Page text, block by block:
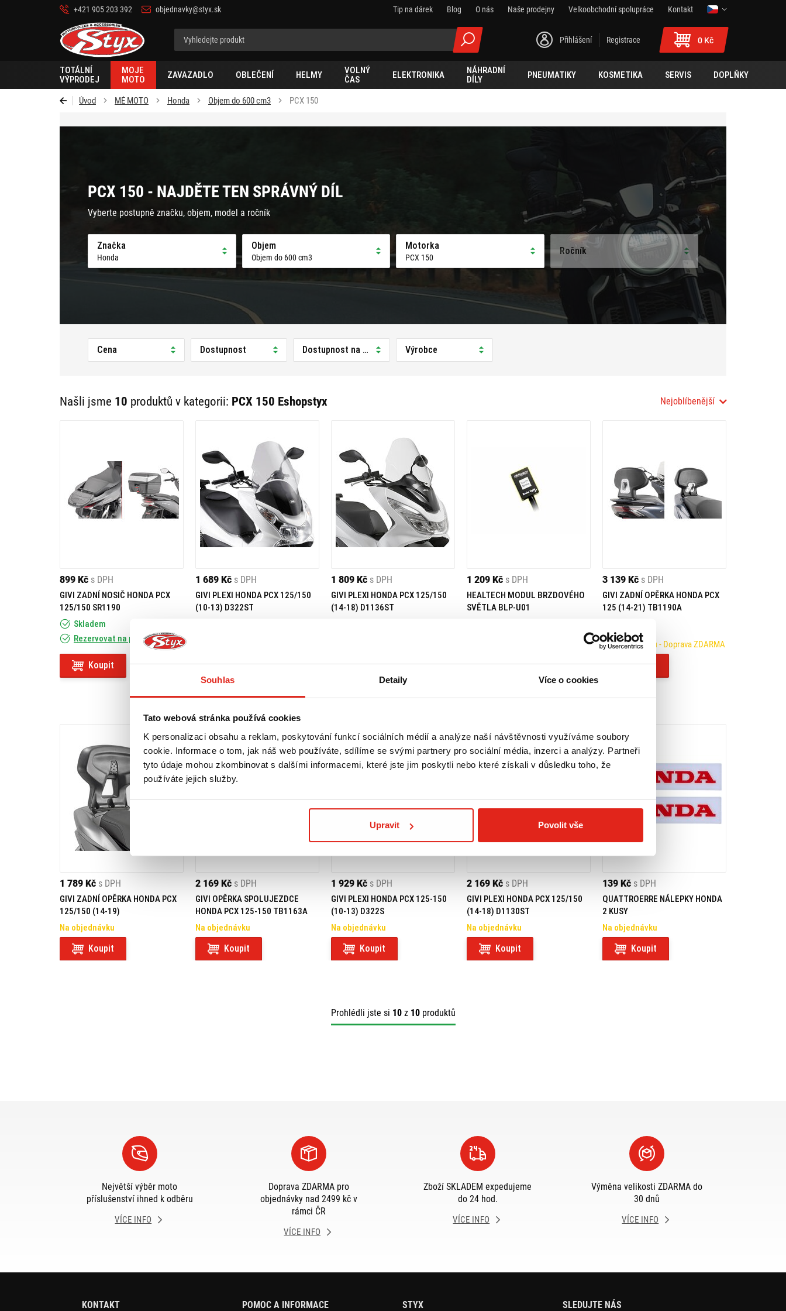
Souhlas Detaily Více o cookies
Tato webová stránka používá cookies
K personalizaci obsahu a reklam, poskytování funkcí sociálních médií a analýze naší návštěvnosti využíváme soubory
cookie. Informace o tom, jak náš web používáte, sdílíme se svými partnery pro sociální média, inzerci a analýzy. Partneři
tyto údaje mohou zkombinovat s dalšími informacemi, které jste jim poskytli nebo které získali v důsledku toho, že
používáte jejich služby.
Upravit Povolit vše
+421 905 203 392 objednavky@styx.sk Tip na dárek Blog O nás Naše prodejny Velkoobchodní spolupráce
Kontakt
Styx-
cz
Přihlášení Registrace 0 Kč
TOTÁLNÍ
VÝPRODEJ
MOJE
MOTO
ZAVAZADLO OBLEČENÍ HELMY
VOLNÝ
ČAS
ELEKTRONIKA
NÁHRADNÍ
DÍLY
PNEUMATIKY KOSMETIKA SERVIS DOPLŇKY
Úvod MÉ MOTO Honda Objem do 600 cm3 PCX 150
PCX 150 - NAJDĚTE TEN SPRÁVNÝ DÍL
Vyberte postupně značku, objem, model a ročník
Značka
Honda
Objem
Objem do 600 cm3
Motorka
PCX 150
Ročník
Cena Dostupnost Dostupnost na prodejně Výrobce
Našli jsme 10 produktů v kategorii: PCX 150 Eshopstyx Nejoblíbenější
899 Kč s DPH
GIVI ZADNÍ NOSIČ HONDA PCX
125/150 SR1190
Skladem
Rezervovat na prodejně
Koupit
1 689 Kč s DPH
GIVI PLEXI HONDA PCX 125/150
(10-13) D322ST
Koupit
1 809 Kč s DPH
GIVI PLEXI HONDA PCX 125/150
(14-18) D1136ST
Koupit
1 209 Kč s DPH
HEALTECH MODUL BRZDOVÉHO
SVĚTLA BLP-U01
Koupit
3 139 Kč s DPH
GIVI ZADNÍ OPĚRKA HONDA PCX
125 (14-21) TB1190A
Na objednávku - Doprava ZDARMA
Koupit
1 789 Kč s DPH
GIVI ZADNÍ OPĚRKA HONDA PCX
125/150 (14-19)
Na objednávku
Koupit
2 169 Kč s DPH
GIVI OPĚRKA SPOLUJEZDCE
HONDA PCX 125-150 TB1163A
Na objednávku
Koupit
1 929 Kč s DPH
GIVI PLEXI HONDA PCX 125-150
(10-13) D322S
Na objednávku
Koupit
2 169 Kč s DPH
GIVI PLEXI HONDA PCX 125/150
(14-18) D1130ST
Na objednávku
Koupit
139 Kč s DPH
QUATTROERRE NÁLEPKY HONDA
2 KUSY
Na objednávku
Koupit
Prohlédli jste si 10z 10produktů
Největší výběr moto
příslušenství ihned k odběru
VÍCE INFO
Doprava ZDARMA pro
objednávky nad 2499 kč v
rámci ČR
VÍCE INFO
Zboží SKLADEM expedujeme
do 24 hod.
VÍCE INFO
Výměna velikosti ZDARMA do
30 dnů
VÍCE INFO
KONTAKT POMOC A INFORMACE STYX SLEDUJTE NÁS